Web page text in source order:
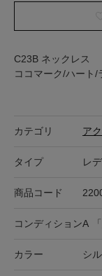
C23B ネックレス
ココマーク/ハート/
カテゴリ ア
タイプ レ
商品コード
コンディションA 「
カラー シ